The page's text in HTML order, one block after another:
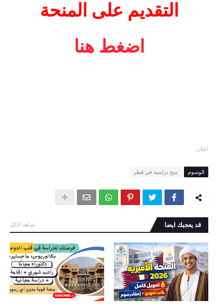
التقديم على المنحة
اضغط هنا
اعلان
الوسوم منح دراسية في قطر
قد يعجبك ايضا شاهد الكل